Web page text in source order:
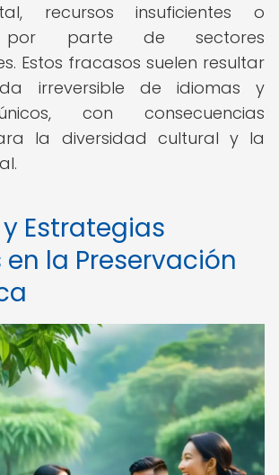
recursos insuficientes o
por parte de sectores
Estos fracasos suelen resultar
irreversible de idiomas y
con consecuencias
la diversidad cultural y la
Estrategias
la Preservación